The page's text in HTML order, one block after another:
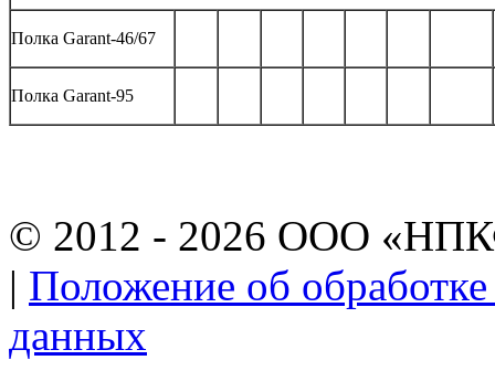
Полка Garant-46/67
Полка Garant-95
© 2012 - 2026 ООО
| Положение об
данных